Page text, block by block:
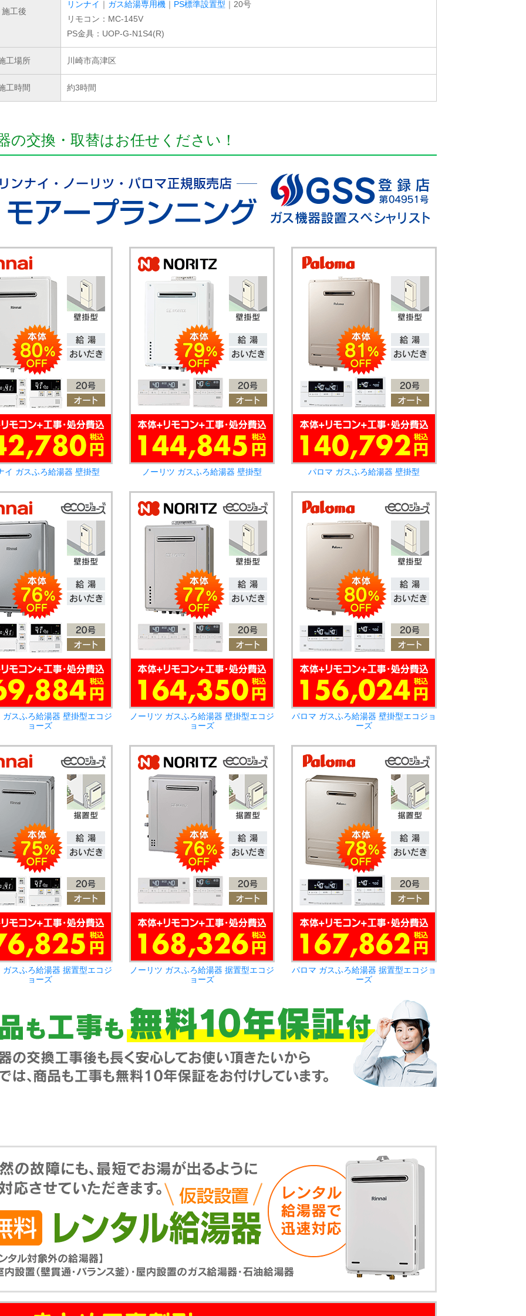
施工後
リンナイ ｜ ガス給湯専用機 ｜ PS標準設置型 ｜20号
リモコン：MC-145V
PS金具：UOP-G-N1S4(R)
工場所 川崎市高津区
工時間 約3時間
の交換・取替はお任せください！
イ ガスふろ給湯器 壁掛型 ノーリツ ガスふろ給湯器 壁掛型 パロマ ガスふろ給湯器 壁掛型
ガスふろ給湯器 壁掛型エコジ
ョーズ
ノーリツ ガスふろ給湯器 壁掛型エコジ
ョーズ
パロマ ガスふろ給湯器 壁掛型エコジョ
ーズ
ガスふろ給湯器 据置型エコジ
ョーズ
ノーリツ ガスふろ給湯器 据置型エコジ
ョーズ
パロマ ガスふろ給湯器 据置型エコジョ
ーズ